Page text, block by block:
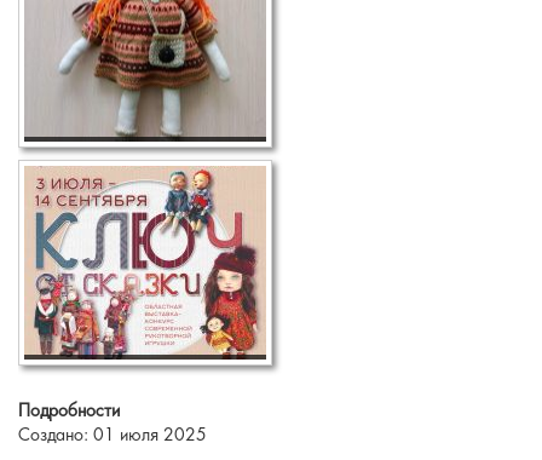
Подробности
Создано: 01 июля 2025